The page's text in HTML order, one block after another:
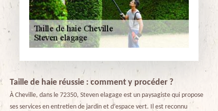
Taille de haie réussie : comment y procéder ?
À Cheville, dans le 72350, Steven elagage est un paysagiste qui propose
ses services en entretien de jardin et d’espace vert. Il est reconnu